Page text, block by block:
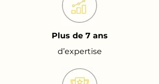
Plus de 7 ans
d’expertise